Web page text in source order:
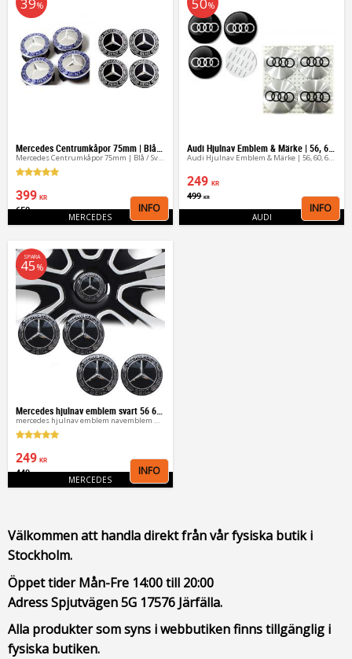
Mercedes Centrumkåpor 75mm | Blå / Svart
399 KR
650
%
MERCEDES Lägg till i favoriter
INFO
Audi Hjulnav Emblem & Märke | 56, 60, 65 mm (4st)
249 KR
499 KR
%
AUDI
INFO
mercedes hjulnav emblem navemblem märke
249 KR
449KR
SPARA
45 %
MERCEDES Lägg till i favoriter
INFO
Välkommen att handla direkt från vår fysiska butik i
Stockholm.
Öppet tider Mån-Fre 14:00 till 20:00
Adress Spjutvägen 5G 17576 Järfälla.
Alla produkter som syns i webbutiken finns tillgänglig i
fysiska butiken.